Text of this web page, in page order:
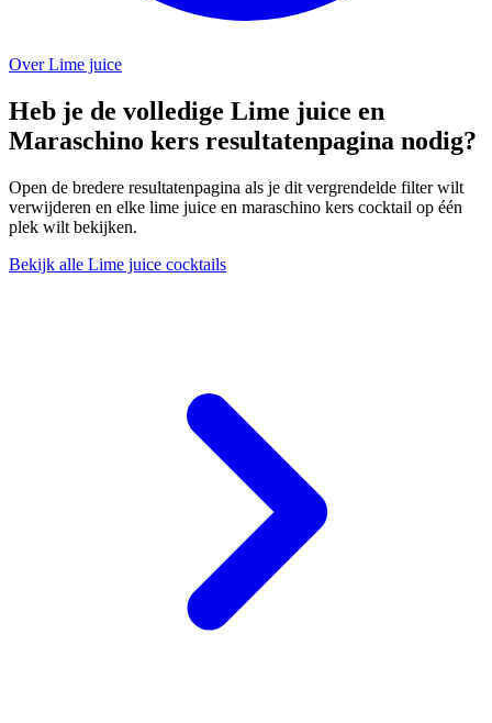
Over Lime juice
Heb je de volledige Lime juice en
Maraschino kers resultatenpagina nodig?
Open de bredere resultatenpagina als je dit vergrendelde filter wilt
verwijderen en elke lime juice en maraschino kers cocktail op één
plek wilt bekijken.
Bekijk alle Lime juice cocktails